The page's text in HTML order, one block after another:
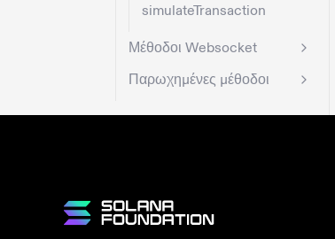
simulateTransaction
Μέθοδοι Websocket
Παρωχημένες μέθοδοι